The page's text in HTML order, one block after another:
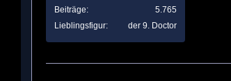
Beiträge
5.765
Lieblingsfigur
der 9. Doctor